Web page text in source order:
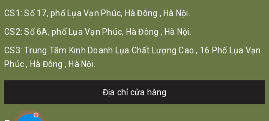
CS1: Số 17, phố Lụa Vạn Phúc, Hà Đông , Hà Nội.
CS2: Số 6A, phố Lụa Vạn Phúc, Hà Đông , Hà Nội.
CS3: Trung Tâm Kinh Doanh Lụa Chất Lượng Cao , 16 Phố Lụa Vạn
Phúc , Hà Đông , Hà Nội.
Địa chỉ cửa hàng